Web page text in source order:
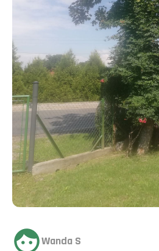
Wanda S